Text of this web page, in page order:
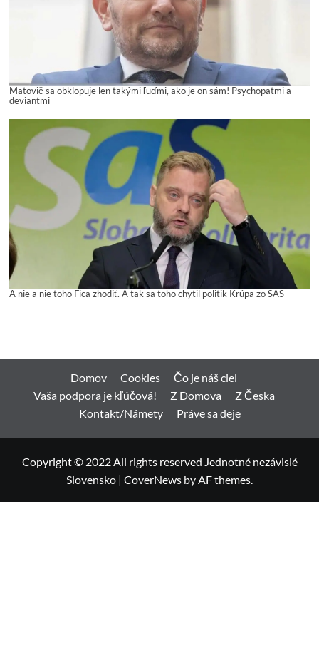
Matovič sa obklopuje len takými ľuďmi, ako je on sám! Psychopatmi a
deviantmi
A nie a nie toho Fica zhodiť. A tak sa toho chytil politik Krúpa zo SAS
Domov Cookies
Čo je náš ciel
Vaša podpora je kľúčová!
Z Domova
Z Česka
Kontakt/Námety
Práve sa deje
Copyright © 2022 All rights reserved Jednotné nezávislé
Slovensko | CoverNews by AF themes.